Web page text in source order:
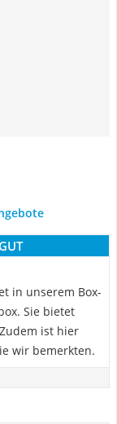
in unserem Box-
Sie bietet
ist hier
wir bemerkten.